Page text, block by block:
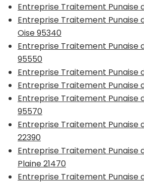
Entreprise Traitement Punaise
Entreprise Traitement Punaise
Oise 95340
Entreprise Traitement Punaise
95550
Entreprise Traitement Punaise
Entreprise Traitement Punaise
Entreprise Traitement Punaise
95570
Entreprise Traitement Punaise
22390
Entreprise Traitement Punaise
Plaine 21470
Entreprise Traitement Punaise